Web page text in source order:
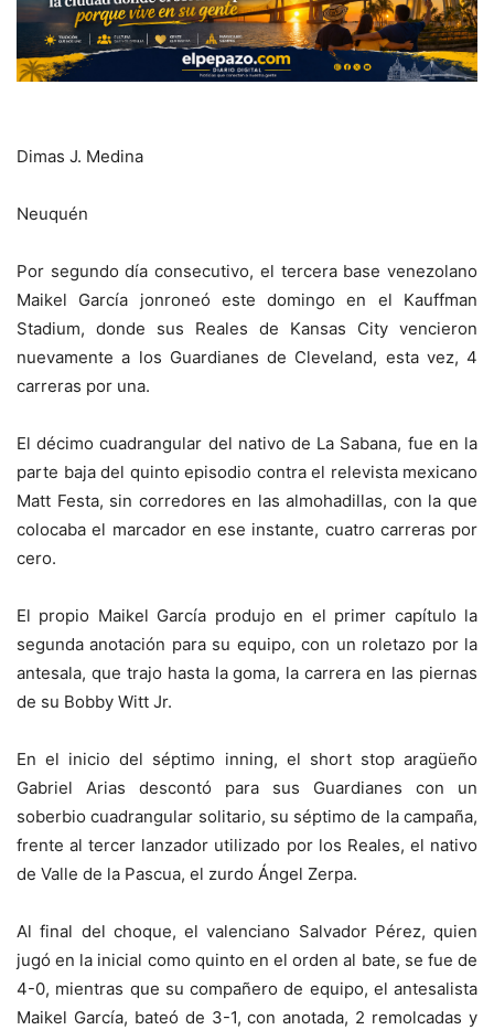
Dimas J. Medina
Neuquén
Por segundo día consecutivo, el tercera base venezolano
Maikel García jonroneó este domingo en el Kauffman
Stadium, donde sus Reales de Kansas City vencieron
nuevamente a los Guardianes de Cleveland, esta vez, 4
carreras por una.
El décimo cuadrangular del nativo de La Sabana, fue en la
parte baja del quinto episodio contra el relevista mexicano
Matt Festa, sin corredores en las almohadillas, con la que
colocaba el marcador en ese instante, cuatro carreras por
cero.
El propio Maikel García produjo en el primer capítulo la
segunda anotación para su equipo, con un roletazo por la
antesala, que trajo hasta la goma, la carrera en las piernas
de su Bobby Witt Jr.
En el inicio del séptimo inning, el short stop aragüeño
Gabriel Arias descontó para sus Guardianes con un
soberbio cuadrangular solitario, su séptimo de la campaña,
frente al tercer lanzador utilizado por los Reales, el nativo
de Valle de la Pascua, el zurdo Ángel Zerpa.
Al final del choque, el valenciano Salvador Pérez, quien
jugó en la inicial como quinto en el orden al bate, se fue de
4-0, mientras que su compañero de equipo, el antesalista
Maikel García, bateó de 3-1, con anotada, 2 remolcadas y